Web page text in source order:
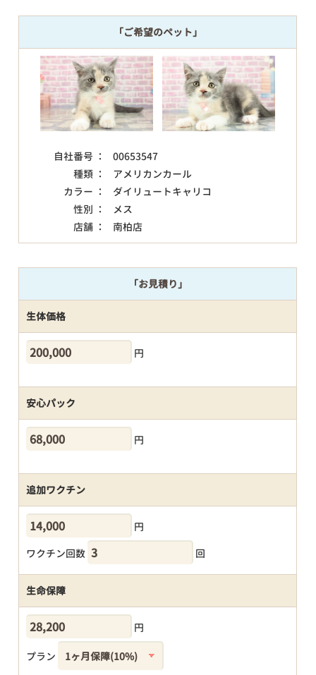
「ご希望のペット」
自社番号 ：
00653547
種類 ：
アメリカンカール
カラー ：
ダイリュートキャリコ
性別 ：
メス
店舗 ：
南柏店
「お見積り」
生体価格
円
安心パック
円
追加ワクチン
円
ワクチン回数
回
生命保障
円
プラン